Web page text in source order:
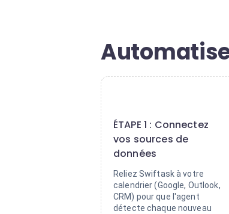
ÉTAPE 1 : Connectez
vos sources de
données
Reliez Swiftask à votre
calendrier (Google, Outlook,
CRM) pour que l'agent
détecte chaque nouveau